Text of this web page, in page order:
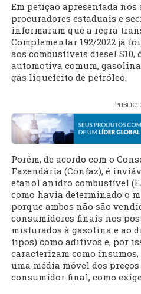
Em petição apresentada nos
procuradores estaduais e
informaram que a regra
Complementar 192/2022 já
aos combustíveis diesel
automotiva comum,
gás liquefeito de petróleo.
Porém, de acordo com o
Fazendária (Confaz), é
etanol anidro combustível
como havia determinado o
porque ambos não são
consumidores finais nos
misturados à gasolina e ao
tipos) como aditivos e, por
caracterizam como
uma média móvel dos
consumidor final, como